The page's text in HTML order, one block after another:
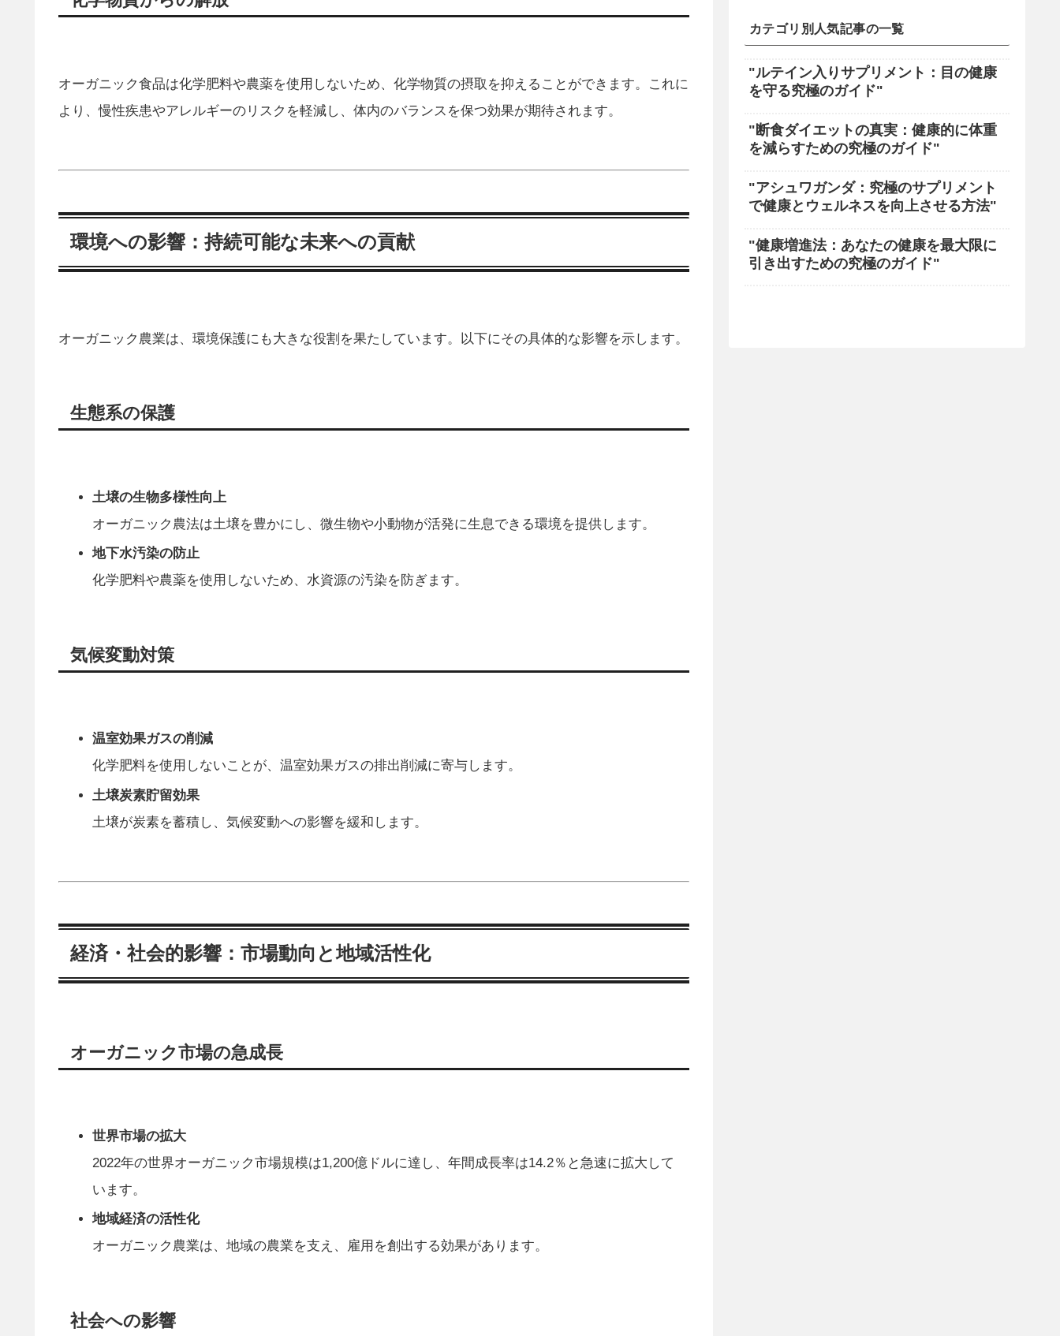
オーガニック食品は化学肥料や農薬を使用しないため、化学物質の摂取を抑えることができます。これに
より、慢性疾患やアレルギーのリスクを軽減し、体内のバランスを保つ効果が期待されます。
環境への影響：持続可能な未来への貢献
オーガニック農業は、環境保護にも大きな役割を果たしています。以下にその具体的な影響を示します。
生態系の保護
土壌の生物多様性向上
オーガニック農法は土壌を豊かにし、微生物や小動物が活発に生息できる環境を提供します。
地下水汚染の防止
化学肥料や農薬を使用しないため、水資源の汚染を防ぎます。
気候変動対策
温室効果ガスの削減
化学肥料を使用しないことが、温室効果ガスの排出削減に寄与します。
土壌炭素貯留効果
土壌が炭素を蓄積し、気候変動への影響を緩和します。
経済・社会的影響：市場動向と地域活性化
オーガニック市場の急成長
世界市場の拡大
2022年の世界オーガニック市場規模は1,200億ドルに達し、年間成長率は14.2％と急速に拡大して
います。
地域経済の活性化
オーガニック農業は、地域の農業を支え、雇用を創出する効果があります。
社会への影響
カテゴリ別人気記事の一覧
"ルテイン入りサプリメント：目の健康
を守る究極のガイド"
"断食ダイエットの真実：健康的に体重
を減らすための究極のガイド"
"アシュワガンダ：究極のサプリメント
で健康とウェルネスを向上させる方法"
"健康増進法：あなたの健康を最大限に
引き出すための究極のガイド"